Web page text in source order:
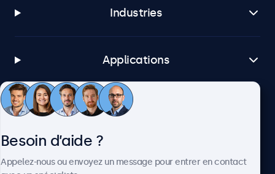
Industries
Applications
Service client
Besoin d’aide ?
Appelez-nous ou envoyez un message pour entrer en contact